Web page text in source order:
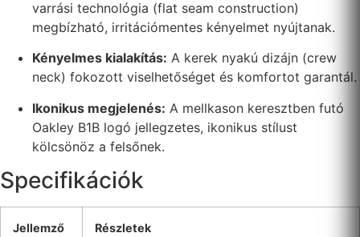
varrási technológia (flat seam construction)
megbízható, irritációmentes kényelmet nyújtanak.
Kényelmes kialakítás: A kerek nyakú dizájn (crew
neck) fokozott viselhetőséget és komfortot garantál.
Ikonikus megjelenés: A mellkason keresztben futó
Oakley B1B logó jellegzetes, ikonikus stílust
kölcsönöz a felsőnek.
Specifikációk
Jellemző Részletek